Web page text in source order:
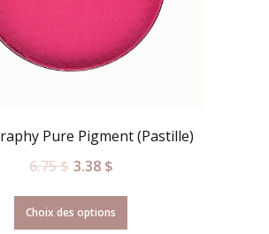
Pure Pigment (Pastille)
6.75$ 3.38 $
Choix des options